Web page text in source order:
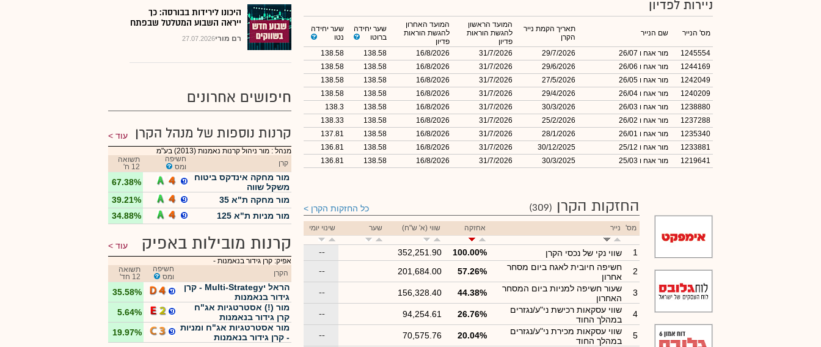
ניירות לפדיון
מס' הנייר שם הנייר
תאריך הקמת נייר
הקרן
המועד הראשון
להגשת הוראות
פדיון
המועד האחרון
להגשת הוראות
פדיון
שער יחידה
ברוטו
שער יחידה
נטו
1245554
מור אגח ו 26/07 29/7/2026
31/7/2026
16/8/2026
138.58
138.58
1244169
מור אגח ו 26/06 29/6/2026
31/7/2026
16/8/2026
138.58
138.58
1242049
מור אגח ו 26/05 27/5/2026
31/7/2026
16/8/2026
138.58
138.58
1240209
מור אגח ו 26/04 29/4/2026
31/7/2026
16/8/2026
138.58
138.58
1238880
מור אגח ו 26/03 30/3/2026
31/7/2026
16/8/2026
138.58
138.3
1237288
מור אגח ו 26/02 25/2/2026
31/7/2026
16/8/2026
138.58
138.33
1235340
מור אגח ו 26/01 28/1/2026
31/7/2026
16/8/2026
138.58
137.81
1233881
מור אגח ו 25/12 30/12/2025
31/7/2026
16/8/2026
138.58
136.81
1219641
מור אגח ו 25/03 30/3/2025
31/7/2026
16/8/2026
138.58
136.81
החזקות הקרן (309) כל החזקות הקרן
מס' נייר אחזקה שווי (א' ש"ח) שער שינוי יומי
1 שווי נקי של נכסי הקרן 100.00%
352,251.90
--
2
חשיפה חיובית לאגח ביום מסחר
אחרון
57.26%
201,684.00
--
3
שעור חשיפה למניות ביום המסחר
האחרון
44.38%
156,328.40
--
4
שווי עסקאות רכישת ני"ע/נגזרים
במהלך החוד
26.76%
94,254.61
--
5
שווי עסקאות מכירת ני"ע/נגזרים
במהלך החוד
20.04%
70,575.76
--
היכונו לירידות בבורסה: כך
ייראה השבוע המטלטל שבפתח
27.07.2026רם מורי
חיפושים אחרונים
קרנות נוספות של מנהל הקרן עוד
מנהל : מור ניהול קרנות נאמנות (2013) בע"מ
קרן
חשיפה
ומס
תשואה
12 ח'
מור מחקה אינדקס ביטוח
משקל שווה
67.38%
מור מחקה ת"א 35
39.21%
מור מניות ת"א 125
34.88%
קרנות מובילות באפיק עוד
אפיק: קרן גידור בנאמנות -
הקרן
חשיפה
ומס
תשואה
12 חד'
הראל יMulti-Strategy - קרן
גידור בנאמנות
35.58%
מור (!) אסטרטגיות אג"ח
קרן גידור בנאמנות
5.64%
מור אסטרטגיות אג"ח ומניות
- קרן גידור בנאמנות
19.97%